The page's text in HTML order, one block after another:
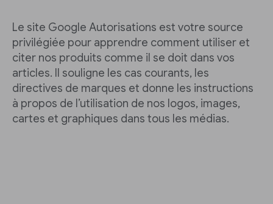
Le site Google Autorisations est votre source
privilégiée pour apprendre comment utiliser et
citer nos produits comme il se doit dans vos
articles. Il souligne les cas courants, les
directives de marques et donne les instructions
à propos de l’utilisation de nos logos, images,
cartes et graphiques dans tous les médias.